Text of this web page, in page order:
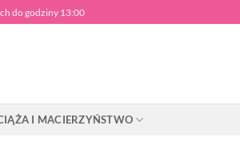
do godziny 13:00
I MACIERZYŃSTWO